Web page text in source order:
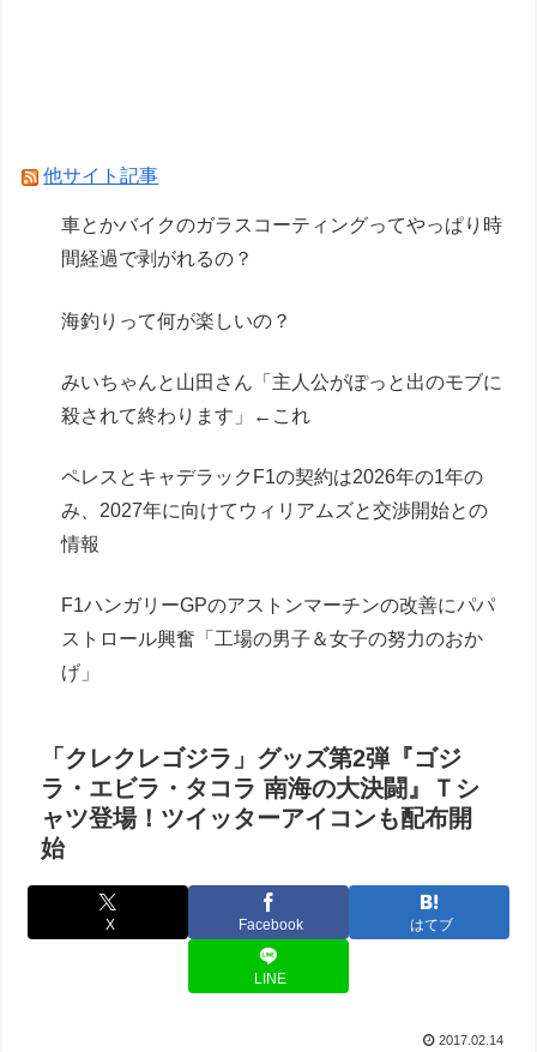
ズィとヤクトドーガがすこぶる良い
Powered by livedoor 相互RSS
他サイト記事
車とかバイクのガラスコーティングってやっぱり時
間経過で剥がれるの？
海釣りって何が楽しいの？
みいちゃんと山田さん「主人公がぽっと出のモブに
殺されて終わります」←これ
ペレスとキャデラックF1の契約は2026年の1年の
み、2027年に向けてウィリアムズと交渉開始との
情報
F1ハンガリーGPのアストンマーチンの改善にパパ
ストロール興奮「工場の男子＆女子の努力のおか
げ」
「クレクレゴジラ」グッズ第2弾『ゴジ
ラ・エビラ・タコラ 南海の大決闘』Ｔシ
ャツ登場！ツイッターアイコンも配布開
始
X Facebook はてブ
LINE
2017.02.14